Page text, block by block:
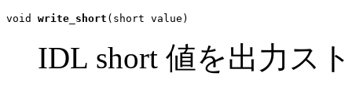
void write_short (short value)
IDL short 値を出力ス